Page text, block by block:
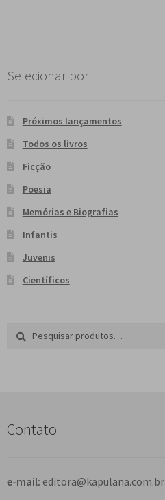
Selecionar por
Próximos lançamentos
Todos os livros
Ficção
Poesia
Memórias e Biografias
Infantis
Juvenis
Científicos
Pesquisar
a
Contato
e-mail: editora@kapulana.com.br